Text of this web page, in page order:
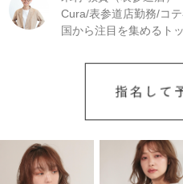
Cura/表参道店勤務/コ
国から注目を集めるト